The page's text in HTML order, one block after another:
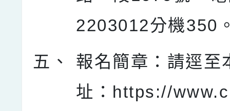
2203012分機350
五、
報名簡章：請逕至
址：https://